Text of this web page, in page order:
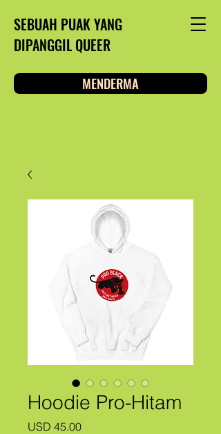
SEBUAH PUAK YANG
DIPANGGIL QUEER
MENDERMA
Hoodie Pro-Hitam
USD 45.00Harga